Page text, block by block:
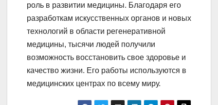
роль в развитии медицины. Благодаря его
разработкам искусственных органов и новых
технологий в области регенеративной
медицины, тысячи людей получили
возможность восстановить свое здоровье и
качество жизни. Его работы используются в
медицинских центрах по всему миру.